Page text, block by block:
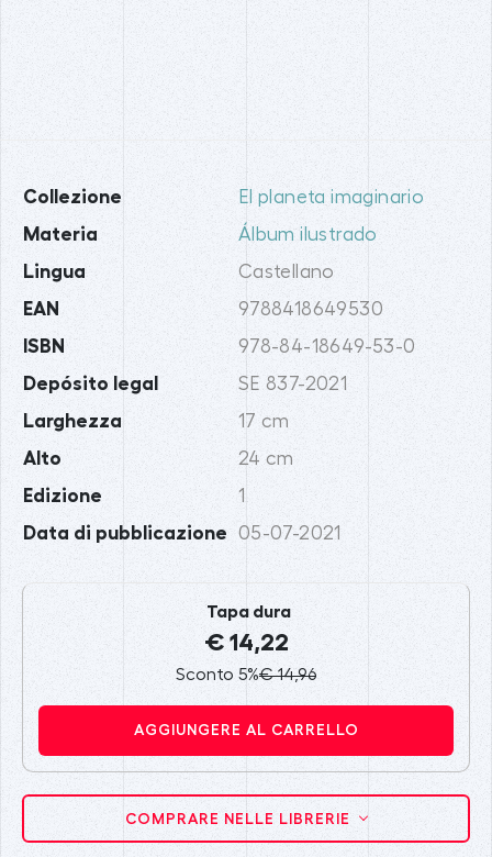
Collezione El planeta imaginario
Materia Álbum ilustrado
Lingua Castellano
EAN 9788418649530
ISBN 978-84-18649-53-0
Depósito legal SE 837-2021
Larghezza 17 cm
Alto 24 cm
Edizione 1
Data di pubblicazione 05-07-2021
Tapa dura
€ 14,22
Sconto 5%€ 14,96
AGGIUNGERE AL CARRELLO
COMPRARE NELLE LIBRERIE